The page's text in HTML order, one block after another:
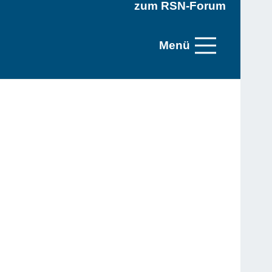
zum RSN-Forum
Menü